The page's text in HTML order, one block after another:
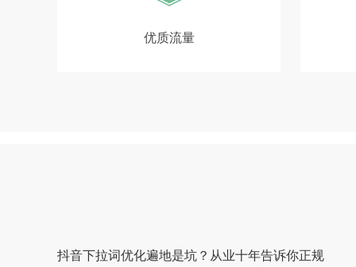
优质流量
抖音下拉词优化遍地是坑？从业十年告诉你正规